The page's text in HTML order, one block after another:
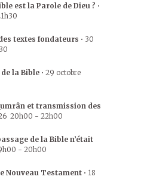
est la Parole de Dieu ? •
textes fondateurs • 30
la Bible • 29 octobre
et transmission des
20h00 - 22h00
de la Bible n’était
- 20h00
Nouveau Testament • 18